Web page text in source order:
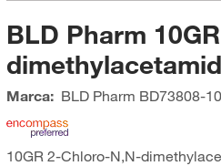
BLD Pharm
Marca: BLD Pharm BD73808-
10GR 2-Chloro-N,N-